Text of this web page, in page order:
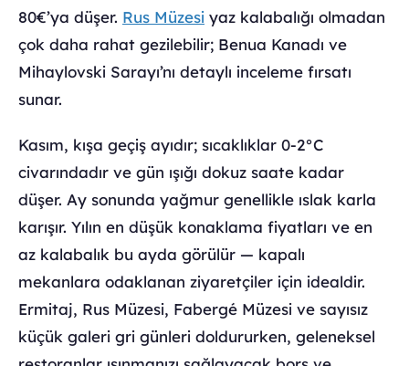
80€’ya düşer. Rus Müzesi yaz kalabalığı olmadan
çok daha rahat gezilebilir; Benua Kanadı ve
Mihaylovski Sarayı’nı detaylı inceleme fırsatı
sunar.
Kasım, kışa geçiş ayıdır; sıcaklıklar 0-2°C
civarındadır ve gün ışığı dokuz saate kadar
düşer. Ay sonunda yağmur genellikle ıslak karla
karışır. Yılın en düşük konaklama fiyatları ve en
az kalabalık bu ayda görülür — kapalı
mekanlara odaklanan ziyaretçiler için idealdir.
Ermitaj, Rus Müzesi, Fabergé Müzesi ve sayısız
küçük galeri gri günleri doldururken, geleneksel